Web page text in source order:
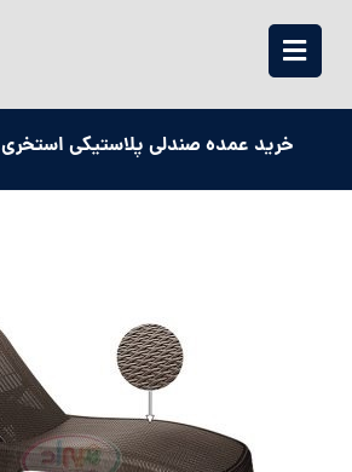
خرید عمده صندلی پلاستیکی استخری